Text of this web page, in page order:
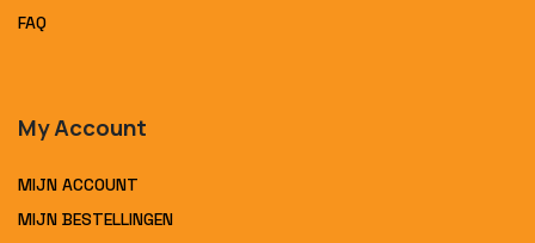
FAQ
My Account
MIJN ACCOUNT
MIJN BESTELLINGEN